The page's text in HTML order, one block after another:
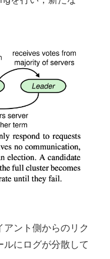
ント側からのリク
にログが分散して